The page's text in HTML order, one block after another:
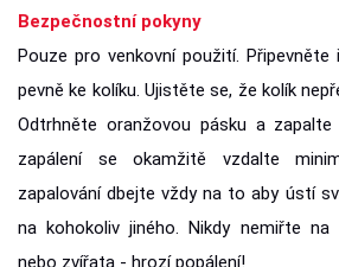
Bezpečnostní pokyny
Pouze pro venkovní použití.
pevně ke kolíku. Ujistěte se, že kolík
Odtrhněte oranžovou pásku a zapalte
zapálení se okamžitě vzdalte
zapalování dbejte vždy na to aby ústí
na kohokoliv jiného. Nikdy nemiřte na
nebo zvířata - hrozí popálení!